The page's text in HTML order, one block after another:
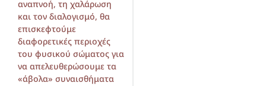
αναπνοή, τη χαλάρωση
και τον διαλογισμό, θα
επισκεφτούμε
διαφορετικές περιοχές
του φυσικού σώματος για
να απελευθερώσουμε τα
«άβολα» συναισθήματα